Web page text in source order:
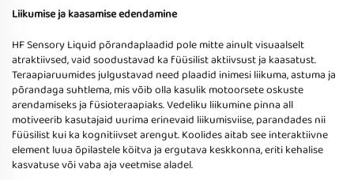
Liikumise ja kaasamise edendamine
HF Sensory Liquid põrandaplaadid pole mitte ainult visuaalselt
atraktiivsed, vaid soodustavad ka füüsilist aktiivsust ja kaasatust.
Teraapiaruumides julgustavad need plaadid inimesi liikuma, astuma ja
põrandaga suhtlema, mis võib olla kasulik motoorsete oskuste
arendamiseks ja füsioteraapiaks. Vedeliku liikumine pinna all
motiveerib kasutajaid uurima erinevaid liikumisviise, parandades nii
füüsilist kui ka kognitiivset arengut. Koolides aitab see interaktiivne
element luua õpilastele köitva ja ergutava keskkonna, eriti kehalise
kasvatuse või vaba aja veetmise aladel.